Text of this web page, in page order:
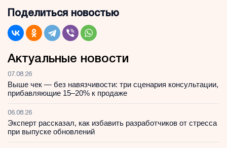
Поделиться новостью
Актуальные новости
07.08.26
Выше чек — без навязчивости: три сценария консультации,
прибавляющие 15–20% к продаже
06.08.26
Эксперт рассказал, как избавить разработчиков от стресса
при выпуске обновлений